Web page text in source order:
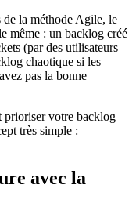
de la méthode Agile, le
même : un backlog créé
(par des utilisateurs
chaotique si les
pas la bonne
prioriser votre backlog
très simple :
avec la